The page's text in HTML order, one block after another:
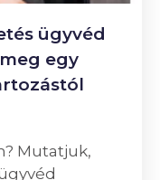
ügyvéd
egy
Mutatjuk,